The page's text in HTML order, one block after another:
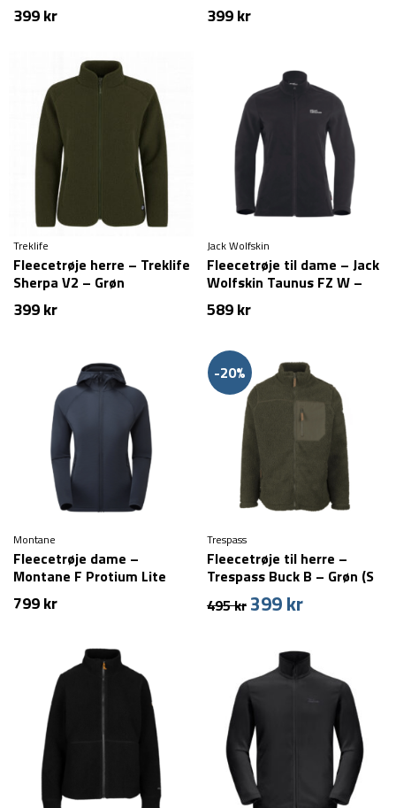
399kr 399kr
Treklife
Fleecetrøje herre – Treklife
Sherpa V2 – Grøn
399kr
Jack Wolfskin
Fleecetrøje til dame – Jack
Wolfskin Taunus FZ W –
Sort
589kr
Montane
Fleecetrøje dame –
Montane F Protium Lite
Hoodie – Blå
799kr
-20%
Trespass
Fleecetrøje til herre –
Trespass Buck B – Grøn (S
tilbage)
495kr Den
495 kr.
399krDen
er:
399 kr.